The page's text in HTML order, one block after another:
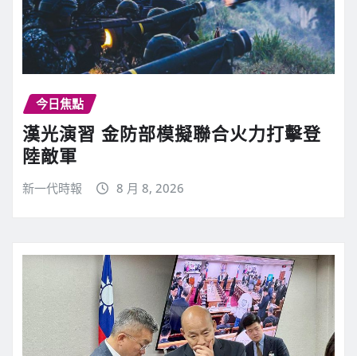
今日焦點
漢光演習 金防部模擬聯合火力打擊登
陸敵軍
新一代時報 8 月 8, 2026